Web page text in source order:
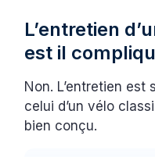
L’entretien
est il
Non. L’entretien
celui d’un vélo
bien conçu.